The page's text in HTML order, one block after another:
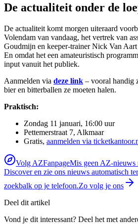
De actualiteit onder de
De actualiteit komt morgen uiteraard
Volendam van vandaag, het vertrek van
Goudmijn en keeper-trainer Nick Van Aart
En omdat het een amateuristisch
input vanuit het publiek.
Aanmelden via deze link – vooral handig
bier en bitterballen ze moeten halen.
Praktisch:
Zondag 11 januari, 16:00 uur
Pettemerstraat 7, Alkmaar
Gratis, aanmelden via
Volg AZFanpageMis geen AZ-nieuws
Discover en zie ons nieuws automatisch
zoekbalk op je telefoon.Zo volg je ons
Deel dit artikel
Vond je dit interessant? Deel het met